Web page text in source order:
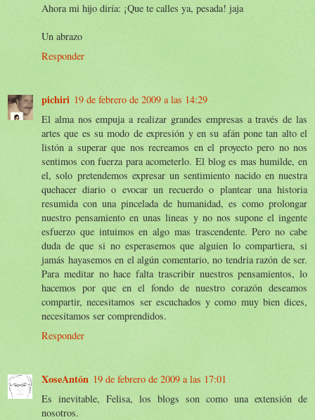
Ahora mi hijo diría: ¡Que te calles ya, pesada! jaja
Un abrazo
Responder
pichiri 19 de febrero de 2009 a las 14:29
El alma nos empuja a realizar grandes empresas a través de las
artes que es su modo de expresión y en su afán pone tan alto el
listón a superar que nos recreamos en el proyecto pero no nos
sentimos con fuerza para acometerlo. El blog es mas humilde, en
el, solo pretendemos expresar un sentimiento nacido en nuestra
quehacer diario o evocar un recuerdo o plantear una historia
resumida con una pincelada de humanidad, es como prolongar
nuestro pensamiento en unas lineas y no nos supone el ingente
esfuerzo que intuimos en algo mas trascendente. Pero no cabe
duda de que si no esperasemos que alguien lo compartiera, si
jamás hayasemos en el algún comentario, no tendria razón de ser.
Para meditar no hace falta trascribir nuestros pensamientos, lo
hacemos por que en el fondo de nuestro corazón deseamos
compartir, necesitamos ser escuchados y como muy bien dices,
necesitamos ser comprendidos.
Responder
XoseAntón 19 de febrero de 2009 a las 17:01
Es inevitable, Felisa, los blogs son como una extensión de
nosotros.